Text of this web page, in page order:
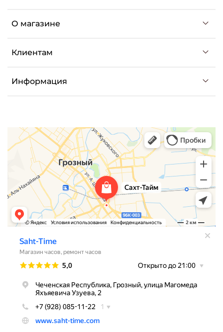
О магазине
Клиентам
Информация